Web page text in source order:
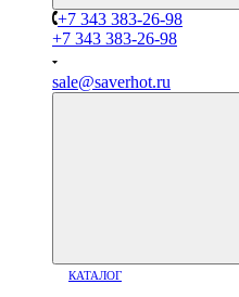
+7 343 383-26-98
+7 343 383-26-98
sale@saverhot.ru
КАТАЛОГ